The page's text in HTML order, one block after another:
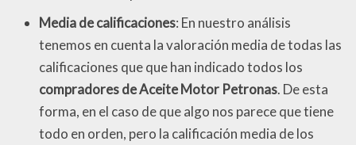
Media de calificaciones: En nuestro análisis
tenemos en cuenta la valoración media de todas las
calificaciones que que han indicado todos los
compradores de Aceite Motor Petronas. De esta
forma, en el caso de que algo nos parece que tiene
todo en orden, pero la calificación media de los